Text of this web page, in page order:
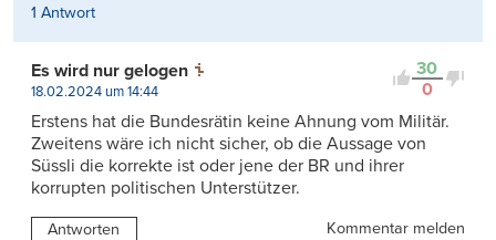
1 Antwort
30
0
Es wird nur gelogen
18.02.2024 um 14:44
Erstens hat die Bundesrätin keine Ahnung vom Militär.
Zweitens wäre ich nicht sicher, ob die Aussage von
Süssli die korrekte ist oder jene der BR und ihrer
korrupten politischen Unterstützer.
Antworten
Kommentar melden